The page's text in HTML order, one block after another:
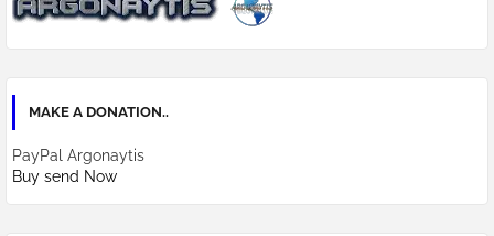
MAKE A DONATION..
PayPal Argonaytis
Buy send Now